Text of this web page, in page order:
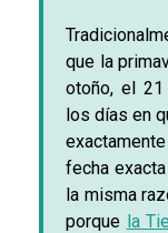
que la
otoño, el
los días en
fecha
la misma
porque la